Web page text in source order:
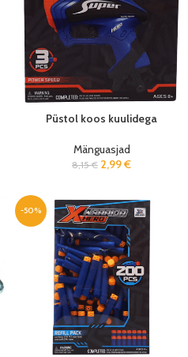
Püstol koos kuulidega
Mänguasjad
8,15€ 2,99€
-50%